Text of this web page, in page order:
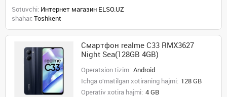
Sotuvchi: Интернет магазин ELSO.UZ
shahar: Toshkent
Смартфон realme C33 RMX3627
Night Sea(128GB 4GB)
Operatsion tizim: Android
Ichga o‘rnatilgan xotiraning hajmi: 128 GB
Operativ xotira hajmi: 4 GB